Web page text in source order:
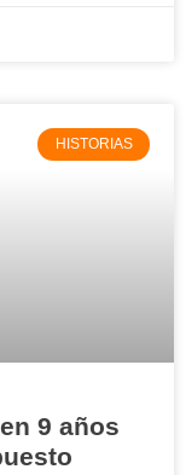
HISTORIAS
9 años